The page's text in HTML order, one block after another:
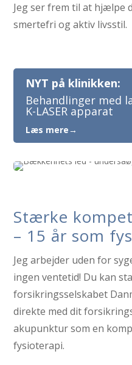
Jeg ser frem til at hjælpe
smertefri og aktiv livsstil.
NYT på klinikken:
Behandlinger med
K-LASER apparat
Læs mere→
Stærke
– 15 år som
Jeg arbejder uden for
ingen ventetid! Du kan
forsikringsselskabet
direkte med dit
akupunktur som en
fysioterapi.